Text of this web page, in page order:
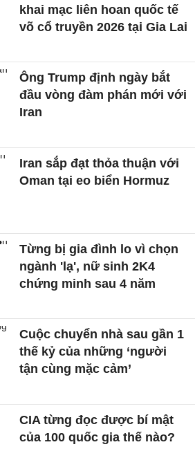
khai mạc liên hoan quốc tế
võ cổ truyền 2026 tại Gia Lai
Ông Trump định ngày bắt
đầu vòng đàm phán mới với
Iran
Iran sắp đạt thỏa thuận với
Oman tại eo biển Hormuz
Từng bị gia đình lo vì chọn
ngành 'lạ', nữ sinh 2K4
chứng minh sau 4 năm
Cuộc chuyển nhà sau gần 1
thế kỷ của những ‘người
tận cùng mặc cảm’
CIA từng đọc được bí mật
của 100 quốc gia thế nào?